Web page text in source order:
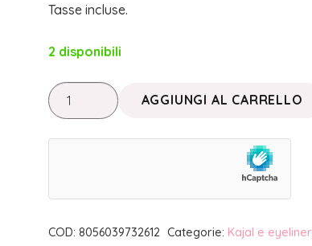
Tasse incluse.
2 disponibili
PASTELLO
OCCHI
NARWHAL
COSMETICS
quantità
AGGIUNGI AL CARRELLO
COD: 8056039732612 Categorie: Kajal e eyeliner